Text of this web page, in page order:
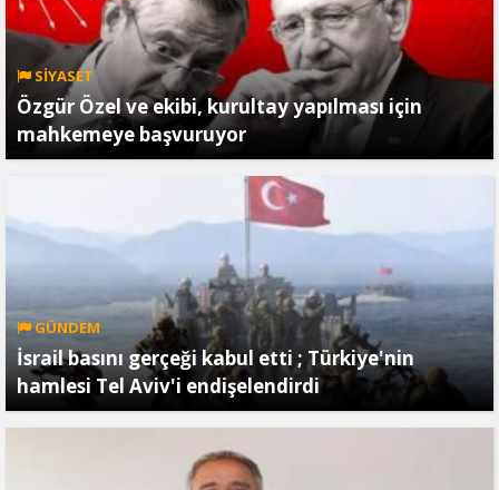
SİYASET
Özgür Özel ve ekibi, kurultay yapılması için
mahkemeye başvuruyor
GÜNDEM
İsrail basını gerçeği kabul etti ; Türkiye'nin
hamlesi Tel Aviv'i endişelendirdi